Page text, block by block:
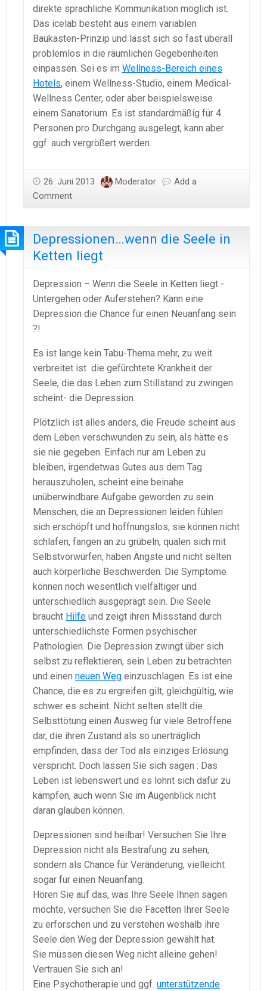
direkte sprachliche Kommunikation möglich ist.
Das icelab besteht aus einem variablen
Baukasten-Prinzip und lässt sich so fast überall
problemlos in die räumlichen Gegebenheiten
einpassen. Sei es im Wellness-Bereich eines
Hotels, einem Wellness-Studio, einem Medical-
Wellness Center, oder aber beispielsweise
einem Sanatorium. Es ist standardmäßig für 4
Personen pro Durchgang ausgelegt, kann aber
ggf. auch vergrößert werden.
26. Juni 2013 Moderator
Add a
Comment
Depressionen…wenn die Seele in
Ketten liegt
Depression – Wenn die Seele in Ketten liegt -
Untergehen oder Auferstehen? Kann eine
Depression die Chance für einen Neuanfang sein
?!
Es ist lange kein Tabu-Thema mehr, zu weit
verbreitet ist die gefürchtete Krankheit der
Seele, die das Leben zum Stillstand zu zwingen
scheint- die Depression.
Plötzlich ist alles anders, die Freude scheint aus
dem Leben verschwunden zu sein, als hätte es
sie nie gegeben. Einfach nur am Leben zu
bleiben, irgendetwas Gutes aus dem Tag
herauszuholen, scheint eine beinahe
unüberwindbare Aufgabe geworden zu sein.
Menschen, die an Depressionen leiden fühlen
sich erschöpft und hoffnungslos, sie können nicht
schlafen, fangen an zu grübeln, quälen sich mit
Selbstvorwürfen, haben Ängste und nicht selten
auch körperliche Beschwerden. Die Symptome
können noch wesentlich vielfältiger und
unterschiedlich ausgeprägt sein. Die Seele
braucht Hilfe und zeigt ihren Missstand durch
unterschiedlichste Formen psychischer
Pathologien. Die Depression zwingt über sich
selbst zu reflektieren, sein Leben zu betrachten
und einen neuen Weg einzuschlagen. Es ist eine
Chance, die es zu ergreifen gilt, gleichgültig, wie
schwer es scheint. Nicht selten stellt die
Selbsttötung einen Ausweg für viele Betroffene
dar, die ihren Zustand als so unerträglich
empfinden, dass der Tod als einziges Erlösung
verspricht. Doch lassen Sie sich sagen : Das
Leben ist lebenswert und es lohnt sich dafür zu
kämpfen, auch wenn Sie im Augenblick nicht
daran glauben können.
Depressionen sind heilbar! Versuchen Sie Ihre
Depression nicht als Bestrafung zu sehen,
sondern als Chance für Veränderung, vielleicht
sogar für einen Neuanfang.
Hören Sie auf das, was Ihre Seele Ihnen sagen
möchte, versuchen Sie die Facetten Ihrer Seele
zu erforschen und zu verstehen weshalb ihre
Seele den Weg der Depression gewählt hat.
Sie müssen diesen Weg nicht alleine gehen!
Vertrauen Sie sich an!
Eine Psychotherapie und ggf. unterstützende